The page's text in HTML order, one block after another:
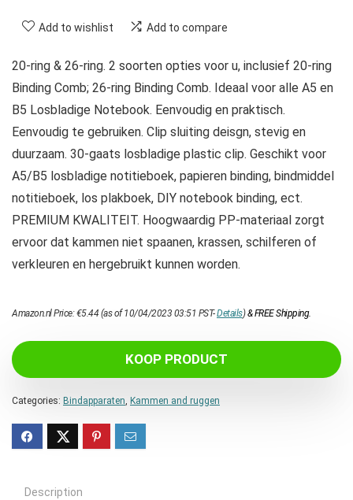
Add to wishlist Add to compare
20-ring & 26-ring. 2 soorten opties voor u, inclusief 20-ring
Binding Comb; 26-ring Binding Comb. Ideaal voor alle A5 en
B5 Losbladige Notebook. Eenvoudig en praktisch.
Eenvoudig te gebruiken. Clip sluiting deisgn, stevig en
duurzaam. 30-gaats losbladige plastic clip. Geschikt voor
A5/B5 losbladige notitieboek, papieren binding, bindmiddel
notitieboek, los plakboek, DIY notebook binding, ect.
PREMIUM KWALITEIT. Hoogwaardig PP-materiaal zorgt
ervoor dat kammen niet spaanen, krassen, schilferen of
verkleuren en hergebruikt kunnen worden.
Amazon.nl Price:€5.44 (as of 10/04/2023 03:51 PST-Details)&FREE Shipping.
KOOP PRODUCT
Categories: Bindapparaten, Kammen and ruggen
Description